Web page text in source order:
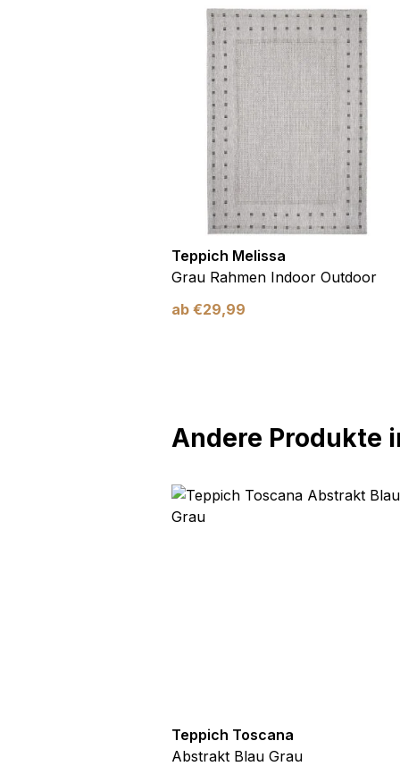
Teppich Melissa
Grau Rahmen Indoor Outdoor
ab €29,99
Andere Produkte
Teppich Toscana
Abstrakt Blau Grau
Alle ablehnen